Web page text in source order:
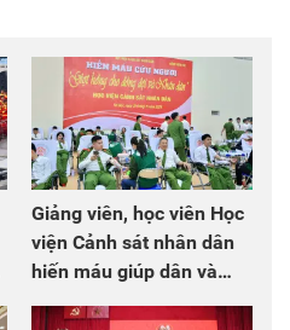
Giảng viên, học viên Học
viện Cảnh sát nhân dân
hiến máu giúp dân và